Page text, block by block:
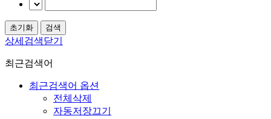
상세검색닫기
최근검색어
최근검색어 옵션
전체삭제
자동저장끄기